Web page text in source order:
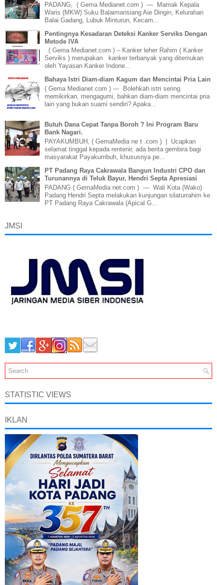
PADANG, ( Gema Medianet.com ) — Mamak Kepala
Waris (MKW) Suku Balaimansiang Aie Dingin, Kelurahan
Balai Gadang, Lubuk Minturun, Kecam...
Pentingnya Kesadaran Deteksi Kanker Serviks Dengan
Metode IVA
( Gema Medianet.com ) – Kanker leher Rahim ( Kanker
Serviks ) merupakan kanker terbanyak yang ditemukan
oleh Yayasan Kanker Indone...
Bahaya Istri Diam-diam Kagum dan Mencintai Pria Lain
( Gema Medianet.com ) — Bolehkah istri sering
memikirkan, mengagumi, bahkan diam-diam mencintai pria
lain yang bukan suami sendiri? Apaka...
Butuh Dana Cepat Tanpa Boroh ? Ini Program Baru
Bank Nagari.
PAYAKUMBUH, ( GemaMedia ne t .com ) | Ucapkan
selamat tinggal kepada rentenir, ada berita gembira bagi
masyarakat Payakumbuh, khususnya pe...
PT Padang Raya Cakrawala Bangun Industri CPO dan
Turunannya di Teluk Bayur, Hendri Septa Apresiasi
PADANG ( GemaMedia net.com ) — Wali Kota (Wako)
Padang Hendri Septa melakukan kunjungan silaturrahim ke
PT Padang Raya Cakrawala (Apical G...
JMSI
STATISTIC VIEWS
IKLAN